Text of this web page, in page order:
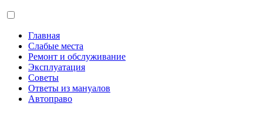
Главная
Слабые места
Ремонт и обслуживание
Эксплуатация
Советы
Ответы из мануалов
Автоправо